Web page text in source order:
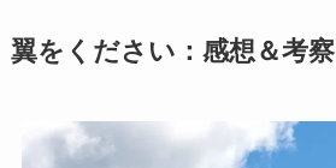
翼をください：感想＆考察